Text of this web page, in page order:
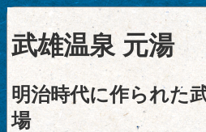
武雄温泉 元湯
明治時代に作られた
場